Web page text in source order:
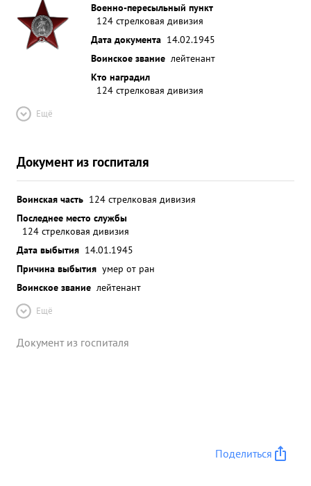
Военно-пересыльный пункт
124 стрелковая дивизия
Дата документа 14.02.1945
Воинское звание лейтенант
Кто наградил
124 стрелковая дивизия
Ещё
Документ из госпиталя
Воинская часть 124 стрелковая дивизия
Последнее место службы
124 стрелковая дивизия
Дата выбытия 14.01.1945
Причина выбытия умер от ран
Воинское звание лейтенант
Ещё
Документ из госпиталя
Поделиться